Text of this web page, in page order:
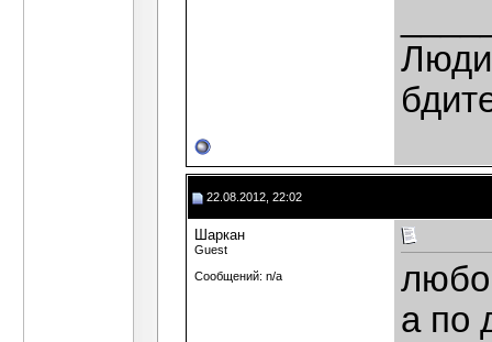
22.08.2012, 22:02
Шаркан
Guest
Сообщений: n/a
а по